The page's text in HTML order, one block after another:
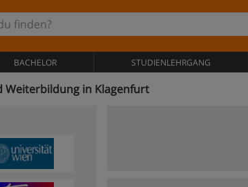
BACHELOR STUDIENLEHRGANG
Weiterbildung in Klagenfurt